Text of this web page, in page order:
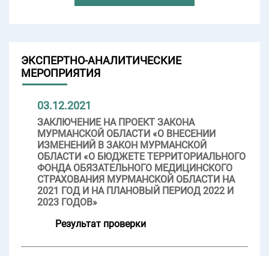
ЭКСПЕРТНО-АНАЛИТИЧЕСКИЕ
МЕРОПРИЯТИЯ
03.12.2021
ЗАКЛЮЧЕНИЕ НА ПРОЕКТ ЗАКОНА
МУРМАНСКОЙ ОБЛАСТИ «О ВНЕСЕНИИ
ИЗМЕНЕНИЙ В ЗАКОН МУРМАНСКОЙ
ОБЛАСТИ «О БЮДЖЕТЕ ТЕРРИТОРИАЛЬНОГО
ФОНДА ОБЯЗАТЕЛЬНОГО МЕДИЦИНСКОГО
СТРАХОВАНИЯ МУРМАНСКОЙ ОБЛАСТИ НА
2021 ГОД И НА ПЛАНОВЫЙ ПЕРИОД 2022 И
2023 ГОДОВ»
Результат проверки